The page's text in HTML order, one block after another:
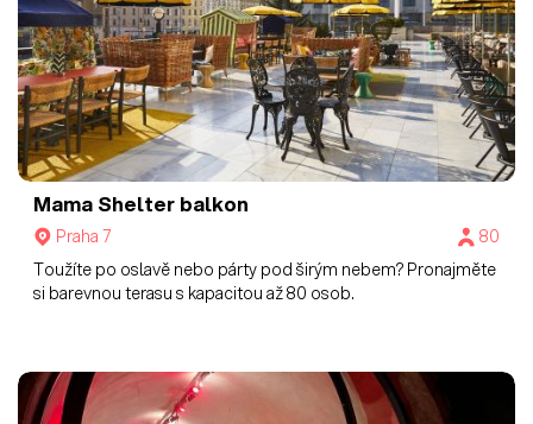
Mama Shelter balkon
Praha 7
80
Toužíte po oslavě nebo párty pod širým nebem? Pronajměte
si barevnou terasu s kapacitou až 80 osob.